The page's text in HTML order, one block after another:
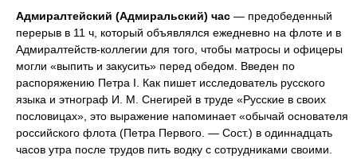
Адмиралтейский (Адмиральский) час — предобеденный
перерыв в 11 ч, который объявлялся ежедневно на флоте и в
Адмиралтейств-коллегии для того, чтобы матросы и офицеры
могли «выпить и закусить» перед обедом. Введен по
распоряжению Петра I. Как пишет исследователь русского
языка и этнограф И. М. Снегирей в труде «Русские в своих
пословицах», это выражение напоминает «обычай основателя
российского флота (Петра Первого. — Сост.) в одиннадцать
часов утра после трудов пить водку с сотрудниками своими.